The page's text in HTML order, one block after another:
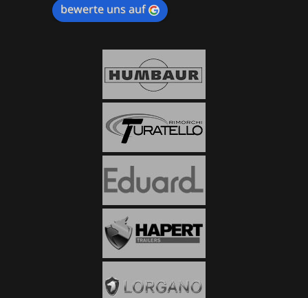
bewerte uns auf